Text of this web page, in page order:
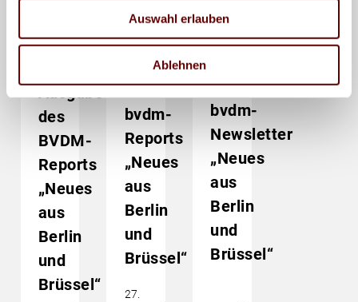
Auswahl erlauben
Ablehnen
Umwelt und
Nachhaltigkeit
Ausgabe
des
BVDM-
Reports
„Neues
aus
Berlin
und
Brüssel“
Nachhaltigkeit
2.
Ausgabe
des
bvdm-
Reports
„Neues
aus
Berlin
und
Brüssel“
27.
und
Nachhaltiges
Drucken
Neuer
bvdm-
Newsletter
„Neues
aus
Berlin
und
Brüssel“